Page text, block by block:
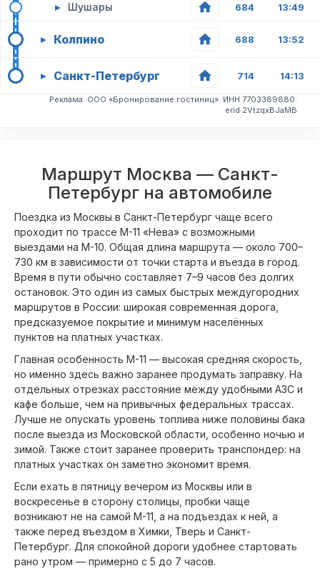
▸ Шушары 684 13:49
▸ Колпино 688 13:52
▸ Санкт-Петербург 714 14:13
Реклама. ООО «Бронирование гостиниц». ИНН 7703389880.
erid 2VtzqxBJaMB
Маршрут Москва — Санкт-
Петербург на автомобиле
Поездка из Москвы в Санкт-Петербург чаще всего
проходит по трассе М-11 «Нева» с возможными
выездами на М-10. Общая длина маршрута — около 700–
730 км в зависимости от точки старта и въезда в город.
Время в пути обычно составляет 7–9 часов без долгих
остановок. Это один из самых быстрых междугородних
маршрутов в России: широкая современная дорога,
предсказуемое покрытие и минимум населённых
пунктов на платных участках.
Главная особенность М-11 — высокая средняя скорость,
но именно здесь важно заранее продумать заправку. На
отдельных отрезках расстояние между удобными АЗС и
кафе больше, чем на привычных федеральных трассах.
Лучше не опускать уровень топлива ниже половины бака
после выезда из Московской области, особенно ночью и
зимой. Также стоит заранее проверить транспондер: на
платных участках он заметно экономит время.
Если ехать в пятницу вечером из Москвы или в
воскресенье в сторону столицы, пробки чаще
возникают не на самой М-11, а на подъездах к ней, а
также перед въездом в Химки, Тверь и Санкт-
Петербург. Для спокойной дороги удобнее стартовать
рано утром — примерно с 5 до 7 часов.